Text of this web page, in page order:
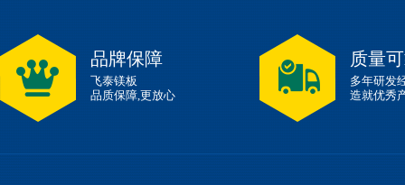
品牌保障
飞泰镁板
品质保障,更放心
质量
多年研发
造就优秀